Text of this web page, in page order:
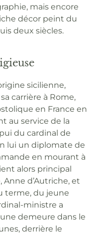
mais encore
décor peint du
deux siècles.
sicilienne,
carrière à Rome,
en France en
au service de la
du cardinal de
lui un diplomate de
en mourant à
alors principal
d’Autriche, et
terme, du jeune
ministre a
demeure dans le
derrière le